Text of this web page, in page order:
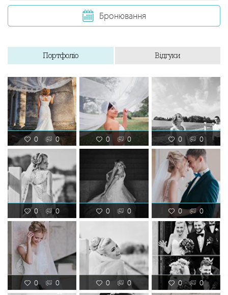
Бронювання
Портфоліо Відгуки
0 0 0 0 0 0
0 0 0 0 0 0
0 0 0 0 0 0